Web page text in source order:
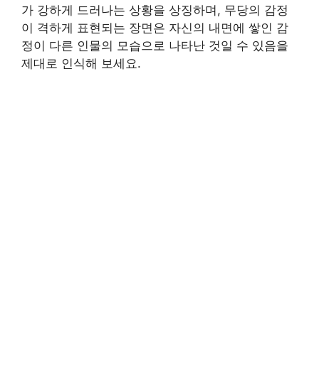
가 강하게 드러나는 상황을 상징하며, 무당의 감정
이 격하게 표현되는 장면은 자신의 내면에 쌓인 감
정이 다른 인물의 모습으로 나타난 것일 수 있음을
제대로 인식해 보세요.